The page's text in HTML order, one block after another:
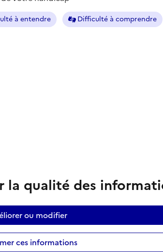
à entendre Difficulté à comprendre
la qualité des
ou modifier
ces informations